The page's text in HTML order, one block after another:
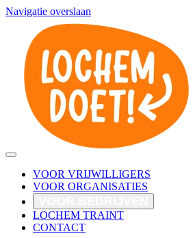
Navigatie overslaan
VOOR VRIJWILLIGERS
VOOR ORGANISATIES
LOCHEM TRAINT
CONTACT